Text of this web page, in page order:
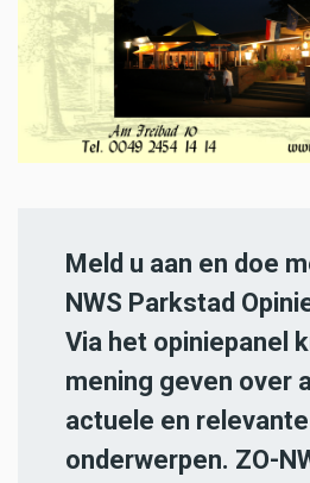
Meld u aan en doe
NWS Parkstad
Via het opiniepanel
mening geven over
actuele en relevante
onderwerpen. ZO-